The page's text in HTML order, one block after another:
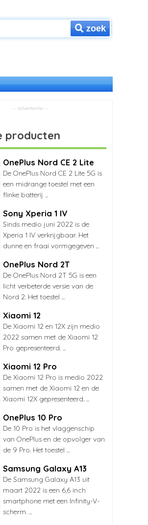
zoek
producten
OnePlus Nord CE 2 Lite
De OnePlus Nord CE 2 Lite 5G is
een midrange toestel met een
flinke batterij ...
Sony Xperia 1 IV
Sinds medio juni 2022 is de
Xperia 1 IV verkrijgbaar. Het
dunne en fraai vormgegeven ...
OnePlus Nord 2T
De OnePlus Nord 2T 5G is een
licht verbeterde versie van de
Nord 2. Het toestel ...
Xiaomi 12
De Xiaomi 12 en 12X zijn medio
2022 samen met de Xiaomi 12
Pro gepresenteerd. ...
Xiaomi 12 Pro
De Xiaomi 12 Pro is medio 2022
samen met de Xiaomi 12 en de
Xiaomi 12X gepresenteerd. ...
OnePlus 10 Pro
De 10 Pro is het vlaggenschip
van OnePlus en de opvolger van
de 9 Pro. Het toestel ...
Samsung Galaxy A13
De Samsung Galaxy A13 uit
maart 2022 is een 6,6 inch
smartphone met een Infinity-V-
scherm. ...